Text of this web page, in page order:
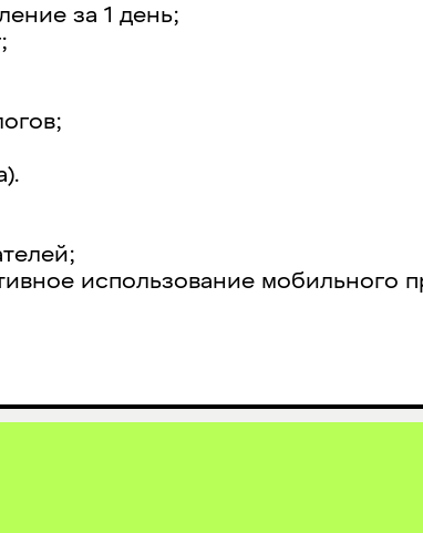
за 1 день;
использование мобильного